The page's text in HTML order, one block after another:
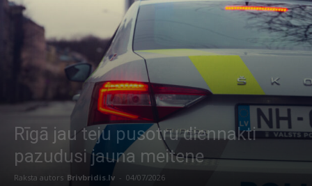
Rīgā jau teju pusotru diennakti
pazudusi jauna meitene
Raksta autors Brivbridis.lv - 04/07/2026